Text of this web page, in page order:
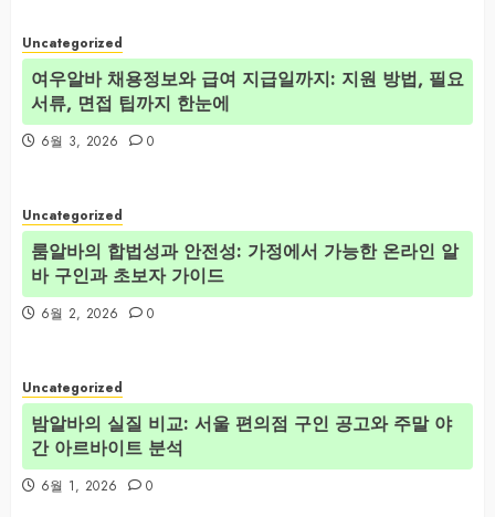
Uncategorized
여우알바 채용정보와 급여 지급일까지: 지원 방법, 필요
서류, 면접 팁까지 한눈에
6월 3, 2026 0
Uncategorized
룸알바의 합법성과 안전성: 가정에서 가능한 온라인 알
바 구인과 초보자 가이드
6월 2, 2026 0
Uncategorized
밤알바의 실질 비교: 서울 편의점 구인 공고와 주말 야
간 아르바이트 분석
6월 1, 2026 0